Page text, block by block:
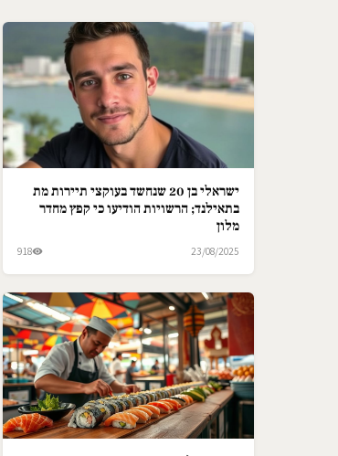
ישראלי בן 20 שנחשד בעוקצי תיירות מת
בתאילנד; הרשויות הודיעו כי קפץ מחדר
מלון
23/08/2025
918